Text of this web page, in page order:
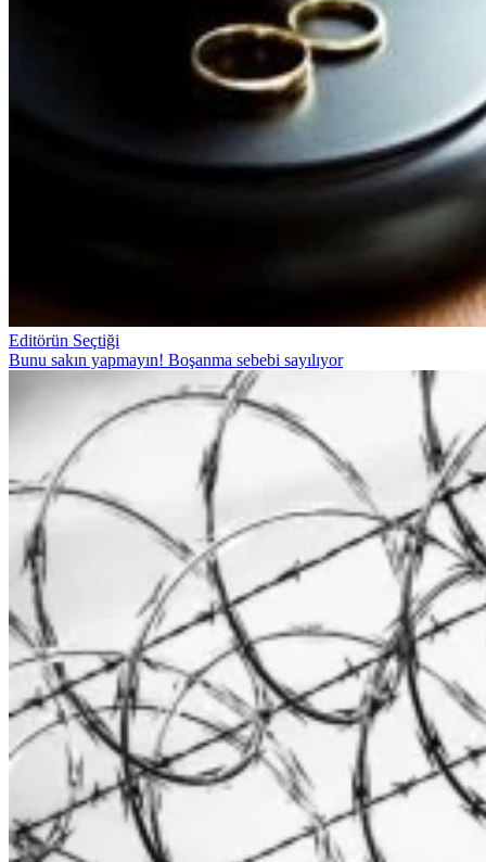
Editörün Seçtiği
Bunu sakın yapmayın! Boşanma sebebi sayılıyor